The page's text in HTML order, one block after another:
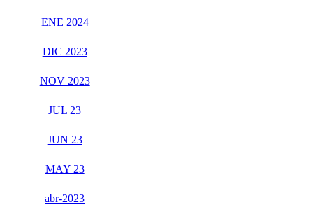
ENE 2024
DIC 2023
NOV 2023
JUL 23
JUN 23
MAY 23
abr-2023